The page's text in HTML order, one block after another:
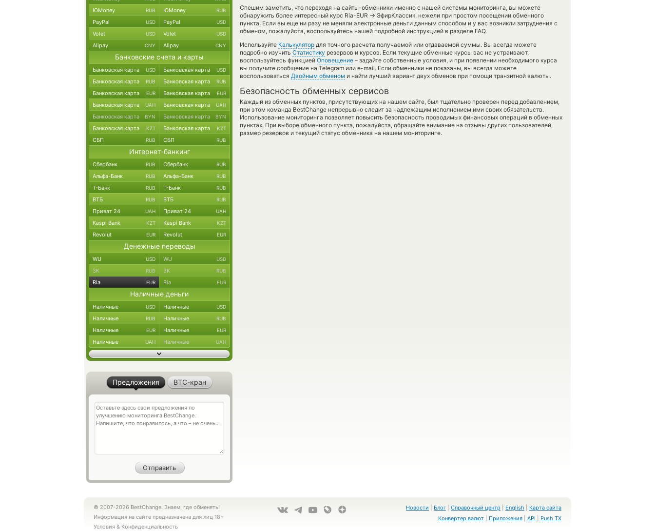
Спешим заметить, что переходя на сайты-обменники именно с нашей системы мониторинга, вы можете
обнаружить более интересный курс Ria-EUR → ЭфирКлассик, нежели при простом посещении обменного
пункта. Если вы еще ни разу не меняли электронные деньги данным способом и у вас возникли затруднения с
обменом, пожалуйста, воспользуйтесь нашей подробной инструкцией в разделе FAQ.
Используйте Калькулятор для точного расчета получаемой или отдаваемой суммы. Вы всегда можете
подробно изучить Статистику резервов и курсов. Если текущие обменные курсы вас не устраивают,
воспользуйтесь функцией Оповещение – задайте собственные условия, и при появлении необходимого курса
вы получите сообщение на Telegram или e-mail. Если обменники не показаны, вы всегда можете
воспользоваться Двойным обменом и найти лучший вариант двух обменов при помощи транзитной валюты.
Безопасность обменных сервисов
Каждый из обменных пунктов, присутствующих на нашем сайте, был тщательно проверен перед добавлением,
при этом команда BestChange непрерывно следит за надлежащим исполнением ими своих обязательств.
Использование мониторинга позволяет повысить безопасность проводимых финансовых операций в обменных
пунктах. При выборе обменного пункта, пожалуйста, обращайте внимание на отзывы других пользователей,
размер резервов и текущий статус обменника на нашем мониторинге.
ЮMoney RUB ЮMoney RUB
PayPal USD PayPal USD
Volet USD Volet USD
Alipay CNY Alipay CNY
Банковские счета и карты
Банковская карта USD Банковская карта USD
Банковская карта RUB Банковская карта RUB
Банковская карта EUR Банковская карта EUR
Банковская карта UAH Банковская карта UAH
Банковская карта BYN Банковская карта BYN
Банковская карта KZT Банковская карта KZT
СБП RUB СБП RUB
Интернет-банкинг
Сбербанк RUB Сбербанк RUB
Альфа-Банк RUB Альфа-Банк RUB
Т-Банк RUB Т-Банк RUB
ВТБ RUB ВТБ RUB
Приват 24 UAH Приват 24 UAH
Kaspi Bank KZT Kaspi Bank KZT
Revolut EUR Revolut EUR
Денежные переводы
WU USD WU USD
ЗК RUB ЗК RUB
Ria EUR Ria EUR
Наличные деньги
Наличные USD Наличные USD
Наличные RUB Наличные RUB
Наличные EUR Наличные EUR
Наличные UAH Наличные UAH
Предложения BTC-кран
© 2007-2026 BestChange. Знаем, где обменять!
Информация на сайте предназначена для лиц 18+
Условия & Конфиденциальность
Новости Блог Справочный центр English
Карта сайта
Конвертер валют
Приложения API Push TX